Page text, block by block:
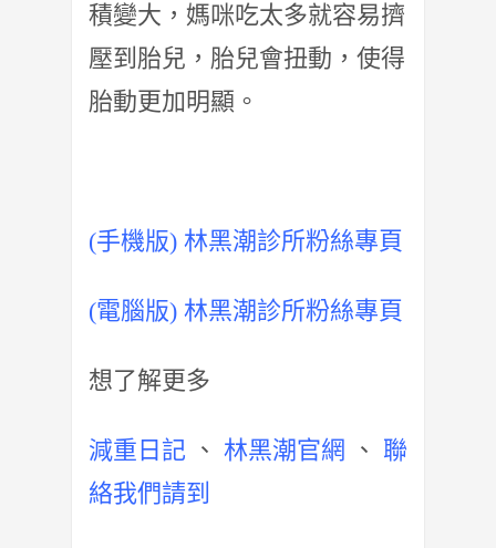
積變大， 媽咪吃太多就容易擠
壓到胎兒，胎兒會扭動，使得
胎動更加明顯。
(手機版) 林黑潮診所粉絲專頁
(電腦版) 林黑潮診所粉絲專頁
想了解更多
減重日記 、 林黑潮官網 、 聯
絡我們請到